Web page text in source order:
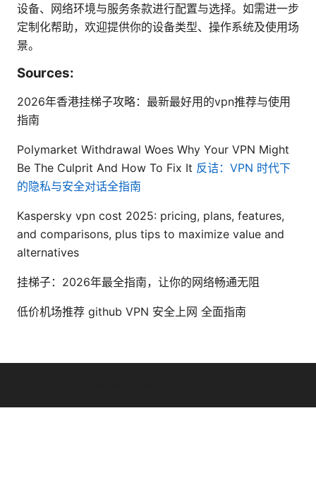
设备、网络环境与服务条款进行配置与选择。如需进一步
定制化帮助，欢迎提供你的设备类型、操作系统及使用场
景。
Sources:
2026年香港挂梯子攻略：最新最好用的vpn推荐与使用
指南
Polymarket Withdrawal Woes Why Your VPN Might
Be The Culprit And How To Fix It 反诘：VPN 时代下
的隐私与安全对话全指南
Kaspersky vpn cost 2025: pricing, plans, features,
and comparisons, plus tips to maximize value and
alternatives
挂梯子：2026年最全指南，让你的网络畅通无阻
低价机场推荐 github VPN 安全上网 全面指南